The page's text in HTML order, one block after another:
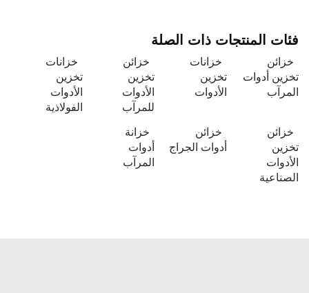
فئات المنتجات ذات الصلة
خزائن
تخزين أدوات
المرآب
خزانات
تخزين
الأدوات
خزائن
تخزين
الأدوات
للمرآب
خزانات
تخزين
الأدوات
الفولاذية
خزائن
تخزين
الأدوات
الصناعية
خزائن
أدوات الجراج
خزانة
أدوات
المرآب